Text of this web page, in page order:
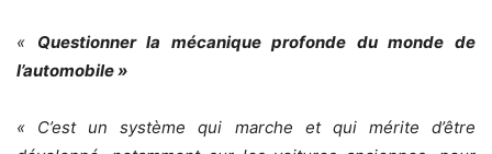
« Questionner la mécanique profonde du monde de
l’automobile »
« C’est un système qui marche et qui mérite d’être